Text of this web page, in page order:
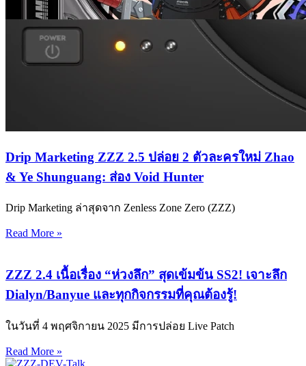
Drip Marketing ZZZ 2.5 ปล่อย 2 ตัวละครใหม่ Zhao
& Ye Shunguang: ส่อง Void Hunter
Drip Marketing ล่าสุดจาก Zenless Zone Zero (ZZZ)
Read More »
ZZZ 2.4 เนื้อเรื่อง “ห่วงลึก” สุดเข้มข้น SS2! เจาะลึก
Dialyn/Banyue และทุกกิจกรรมที่คุณต้องรู้!
ในวันที่ 4 พฤศจิกายน 2025 มีการปล่อย Live Patch
Read More »